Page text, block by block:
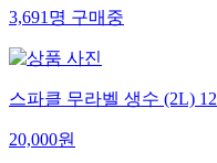
3,691명구매중
스파클 무라벨 생수 (2L)
20,000원